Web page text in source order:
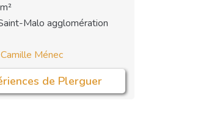
Malo agglomération
Camille Ménec
de Plerguer